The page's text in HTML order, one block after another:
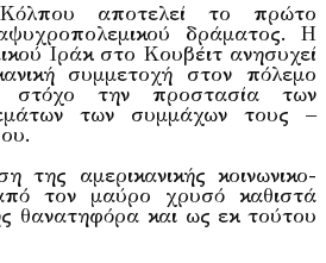
αποτελεί το πρώτο
δράματος. Η
Ιράκ στο Κουβέιτ ανησυχεί
συμμετοχή στον πόλεμο
στόχο την προστασία των
των συμμάχων τους –
της αμερικανικής κοινωνικο-
τον μαύρο χρυσό καθιστά
θανατηφόρα και ως εκ τούτου